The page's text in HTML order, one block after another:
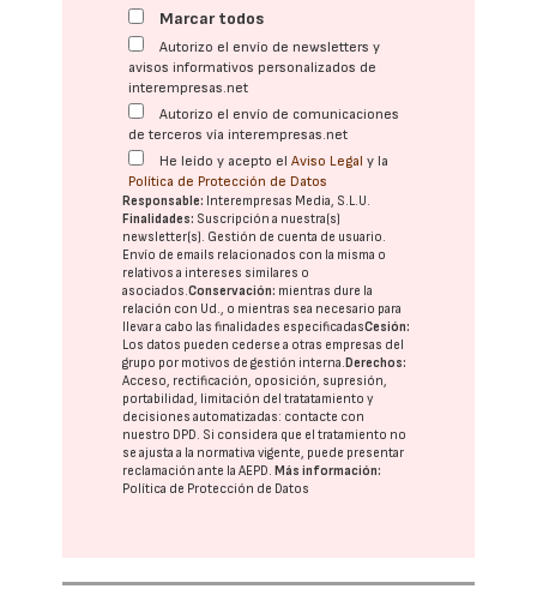
Marcar todos
Autorizo el envío de newsletters y
avisos informativos personalizados de
interempresas.net
Autorizo el envío de comunicaciones
de terceros vía interempresas.net
He leído y acepto elAviso Legal y la
Política de Protección de Datos
Responsable: Interempresas Media, S.L.U.
Finalidades: Suscripción a nuestra(s)
newsletter(s). Gestión de cuenta de usuario.
Envío de emails relacionados con la misma o
relativos a intereses similares o
asociados.Conservación: mientras dure la
relación con Ud., o mientras sea necesario para
llevar a cabo las finalidades especificadasCesión:
Los datos pueden cederse a otras empresas del
grupo por motivos de gestión interna. Derechos:
Acceso, rectificación, oposición, supresión,
portabilidad, limitación del tratatamiento y
decisiones automatizadas: contacte con
nuestro DPD. Si considera que el tratamiento no
se ajusta a la normativa vigente, puede presentar
reclamación ante laAEPD. Más información:
Política de Protección de Datos